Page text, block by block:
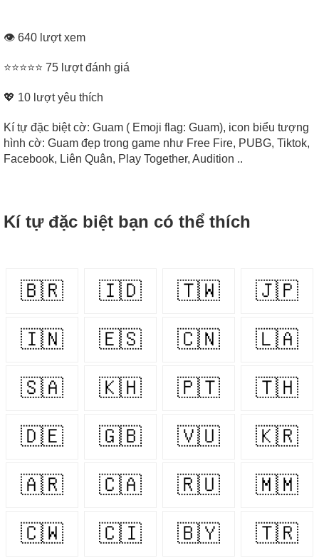
👁 640 lượt xem
⭐⭐⭐⭐⭐ 75 lượt đánh giá
💖 10 lượt yêu thích
Kí tự đặc biệt cờ: Guam ( Emoji flag: Guam), icon biểu tượng
hình cờ: Guam đẹp trong game như Free Fire, PUBG, Tiktok,
Facebook, Liên Quân, Play Together, Audition ..
Kí tự đặc biệt bạn có thể thích
🇧🇷 🇮🇩 🇹🇼 🇯🇵
🇮🇳 🇪🇸 🇨🇳 🇱🇦
🇸🇦 🇰🇭 🇵🇹 🇹🇭
🇩🇪 🇬🇧 🇻🇺 🇰🇷
🇦🇷 🇨🇦 🇷🇺 🇲🇲
🇨🇼 🇨🇮 🇧🇾 🇹🇷